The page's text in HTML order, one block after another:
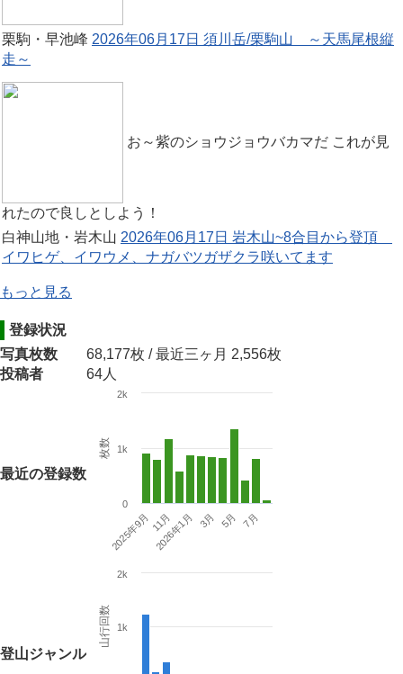
栗駒・早池峰 2026年06月17日 須川岳/栗駒山 ～天馬尾根縦
走～
お～紫のショウジョウバカマだ これが見
れたので良しとしよう！
白神山地・岩木山 2026年06月17日 岩木山~8合目から登頂
イワヒゲ、イワウメ、ナガバツガザクラ咲いてます
もっと見る
登録状況
写真枚数
68,177枚 / 最近三ヶ月 2,556枚
投稿者
64人
最近の登録数
枚数
2025年9月 3月
11月
2026年1月 5月 7月
0
1k
2k
登山ジャンル
山行回数 1k
2k